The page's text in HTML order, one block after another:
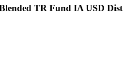
TR Fund IA USD Dist